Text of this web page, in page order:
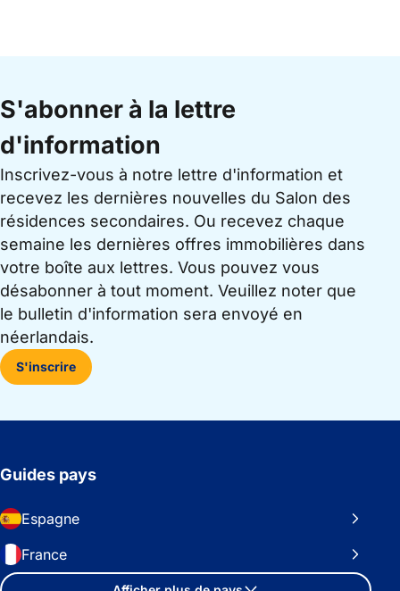
S'abonner à la lettre
d'information
Inscrivez-vous à notre lettre d'information et
recevez les dernières nouvelles du Salon des
résidences secondaires. Ou recevez chaque
semaine les dernières offres immobilières dans
votre boîte aux lettres. Vous pouvez vous
désabonner à tout moment. Veuillez noter que
le bulletin d'information sera envoyé en
néerlandais.
S'inscrire
Guides pays
Espagne
France